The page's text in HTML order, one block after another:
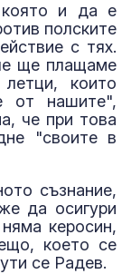
и да е
полските
с тях.
ще плащаме
които
от нашите",
че при това
"своите в
съзнание,
да осигури
керосин,
което се
се Радев.